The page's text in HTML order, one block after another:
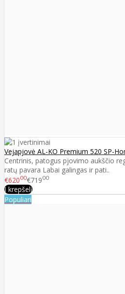
Vejapjovė AL-KO Premium 520 SP-
Centrinis, patogus pjovimo aukščio
ratų pavara Labai galingas ir pati..
€62000€71900
Į krepšelį
Populiari